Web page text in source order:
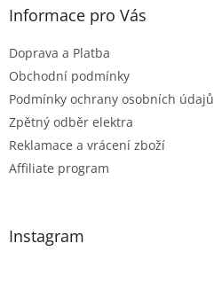
Informace pro Vás
Doprava a Platba
Obchodní podmínky
Podmínky ochrany osobních údajů
Zpětný odběr elektra
Reklamace a vrácení zboží
Affiliate program
Instagram